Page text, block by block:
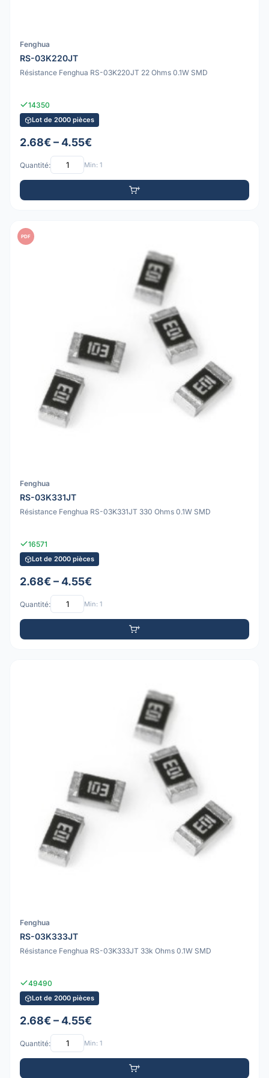
Fenghua
RS-03K220JT
Résistance Fenghua RS-03K220JT 22 Ohms 0.1W SMD
14350
Lot de 2000 pièces
2.68€ – 4.55€
Quantité: Min: 1
PDF
Fenghua
RS-03K331JT
Résistance Fenghua RS-03K331JT 330 Ohms 0.1W SMD
16571
Lot de 2000 pièces
2.68€ – 4.55€
Quantité: Min: 1
Fenghua
RS-03K333JT
Résistance Fenghua RS-03K333JT 33k Ohms 0.1W SMD
49490
Lot de 2000 pièces
2.68€ – 4.55€
Quantité: Min: 1